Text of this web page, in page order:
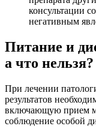
консультации
негативным
Питание и
а что нельзя?
При лечении
результатов
включающую прием
соблюдение особой